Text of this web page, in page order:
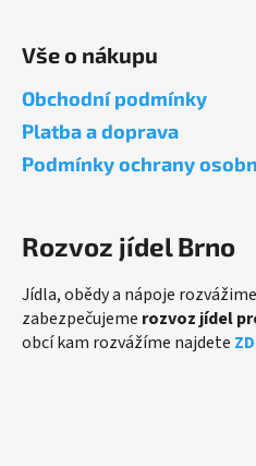
Vše o nákupu
Obchodní podmínky
Platba a doprava
Podmínky ochrany
Rozvoz jídel Brno
Jídla, obědy a nápoje
zabezpečujeme rozvoz jídel
obcí kam rozvážíme najdete